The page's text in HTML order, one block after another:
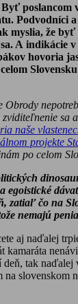
Byť poslancom
Podvodníci
myslia, že
A indikácie
hovoria
Obrody
sa
naše
projekte
po celom
egoistické
zatiaľ čo na
nemajú
aj naďalej
kamaráta
deň, tak naďalej
slovenskom